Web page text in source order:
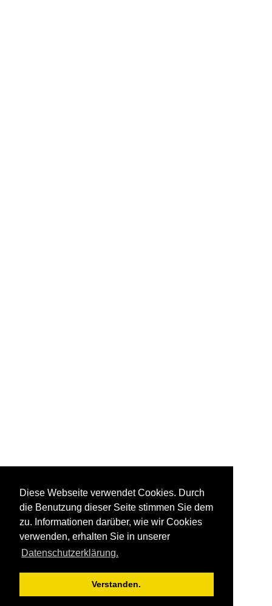
Diese Webseite verwendet Cookies. Durch
die Benutzung dieser Seite stimmen Sie dem
zu. Informationen darüber, wie wir Cookies
verwenden, erhalten Sie in unserer
Datenschutzerklärung.
Verstanden.